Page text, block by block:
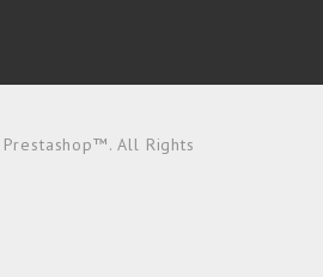
All Rights